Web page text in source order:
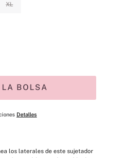
XL
BOLSA
Detalles
los laterales de este sujetador